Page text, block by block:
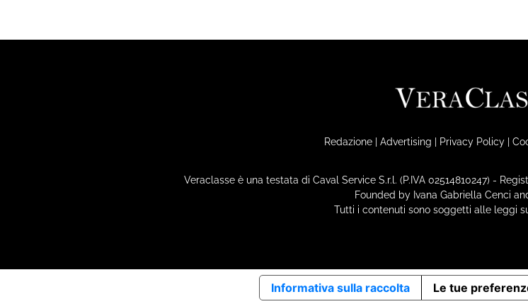
Redazione| Advertising | Privacy Policy|
Veraclasse è una testata di Caval Service S.r.l. (P.IVA 02514810247) -
Founded by Ivana Gabriella Cenci
Tutti i contenuti sono soggetti alle leggi
Informativa sulla raccolta Le tue